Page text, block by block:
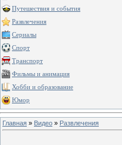
Путешествия и события
Развлечения
Сериалы
Спорт
Транспорт
Фильмы и анимация
Хобби и образование
Юмор
Главная » Видео » Развлечения